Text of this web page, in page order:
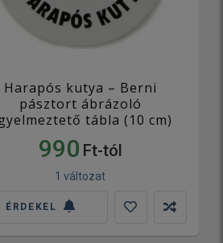
Harapós kutya – Berni
pásztort ábrázoló
tábla (10 cm)
990 Ft-tól
1 változat
ÉRDEKEL